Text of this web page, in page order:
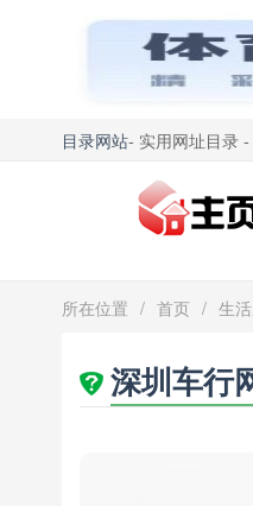
目录网站- 实用网址目录
所在位置 / 首页 / 生
深圳车行